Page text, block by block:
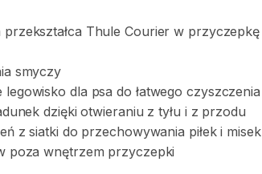
przekształca Thule Courier w przyczepkę
smyczy
legowisko dla psa do łatwego czyszczenia
dzięki otwieraniu z tyłu i z przodu
z siatki do przechowywania piłek i misek
poza wnętrzem przyczepki